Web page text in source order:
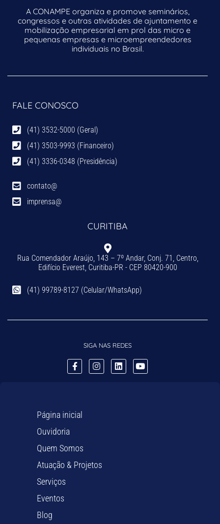
A CONAMPE organiza e promove seminários,
congressos e outras atividades de ajuntamento e
mobilização empresarial em prol das micro e
pequenas empresas e microempreendedores
individuais no Brasil.
FALE CONOSCO
(41) 3532-5000 (Geral)
(41) 3503-9993 (Financeiro)
(41) 3336-0348 (Presidência)
contato@
imprensa@
CURITIBA
Rua Comendador Araújo, 143 – 7º Andar, Conj. 71, Centro,
Edifício Everest, Curitiba-PR - CEP 80420-900
(41) 99789-8127 (Celular/WhatsApp)
SIGA NAS REDES
Página inicial
Ouvidoria
Quem Somos
Atuação & Projetos
Serviços
Eventos
Blog